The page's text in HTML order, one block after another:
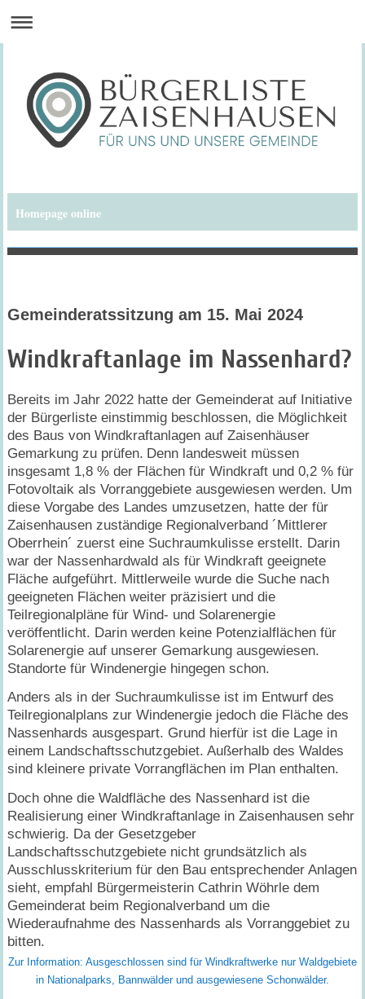
Homepage online
Bürgerliste Zaisenhausen
Gemeinderatssitzung am 15. Mai 2024
Windkraftanlage im Nassenhard?
Bereits im Jahr 2022 hatte der Gemeinderat auf Initiative
der Bürgerliste einstimmig beschlossen, die Möglichkeit
des Baus von Windkraftanlagen auf Zaisenhäuser
Gemarkung zu prüfen. Denn landesweit müssen
insgesamt 1,8 % der Flächen für Windkraft und 0,2 % für
Fotovoltaik als Vorranggebiete ausgewiesen werden. Um
diese Vorgabe des Landes umzusetzen, hatte der für
Zaisenhausen zuständige Regionalverband ´Mittlerer
Oberrhein´ zuerst eine Suchraumkulisse erstellt. Darin
war der Nassenhardwald als für Windkraft geeignete
Fläche aufgeführt. Mittlerweile wurde die Suche nach
geeigneten Flächen weiter präzisiert und die
Teilregionalpläne für Wind- und Solarenergie
veröffentlicht. Darin werden keine Potenzialflächen für
Solarenergie auf unserer Gemarkung ausgewiesen.
Standorte für Windenergie hingegen schon.
Anders als in der Suchraumkulisse ist im Entwurf des
Teilregionalplans zur Windenergie jedoch die Fläche des
Nassenhards ausgespart. Grund hierfür ist die Lage in
einem Landschaftsschutzgebiet. Außerhalb des Waldes
sind kleinere private Vorrangflächen im Plan enthalten.
Doch ohne die Waldfläche des Nassenhard ist die
Realisierung einer Windkraftanlage in Zaisenhausen sehr
schwierig. Da der Gesetzgeber
Landschaftsschutzgebiete nicht grundsätzlich als
Ausschlusskriterium für den Bau entsprechender Anlagen
sieht, empfahl Bürgermeisterin Cathrin Wöhrle dem
Gemeinderat beim Regionalverband um die
Wiederaufnahme des Nassenhards als Vorranggebiet zu
bitten.
Zur Information: Ausgeschlossen sind für Windkraftwerke nur Waldgebiete
in Nationalparks, Bannwälder und ausgewiesene Schonwälder.